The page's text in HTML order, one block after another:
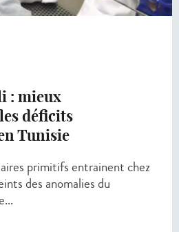
: mieux
déficits
Tunisie
primitifs entrainent chez
des anomalies du